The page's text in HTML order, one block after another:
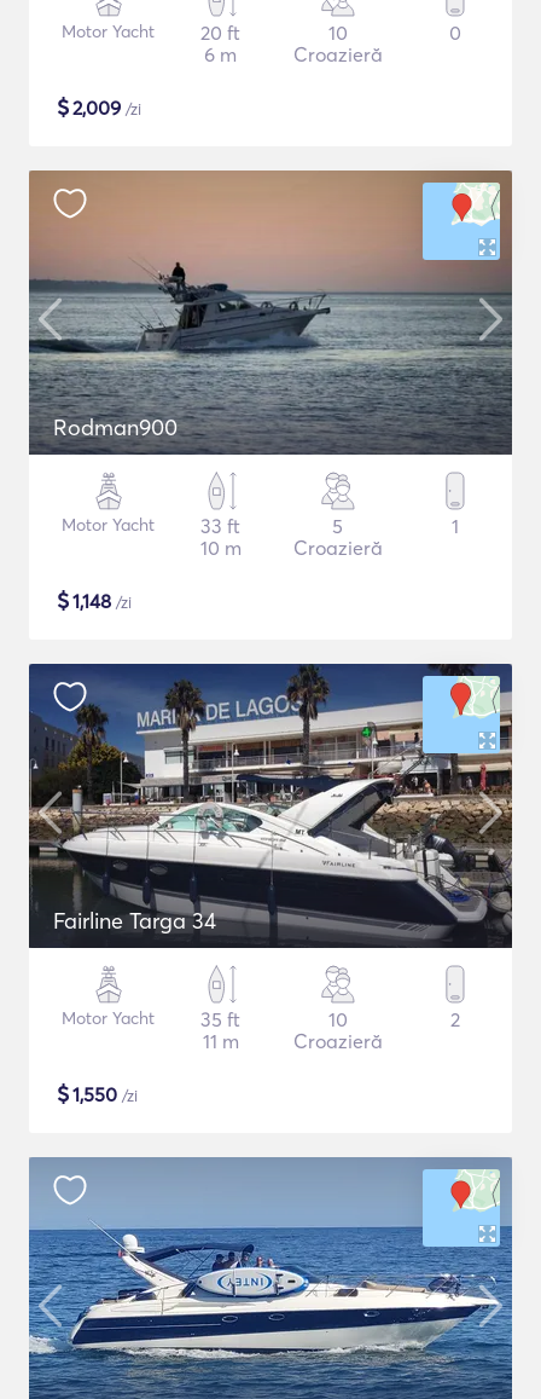
Motor Yacht
20 ft
6 m
10
Croazieră
0
$2,009 /zi
Rodman900
Motor Yacht
33 ft
10 m
5
Croazieră
1
$1,148 /zi
Fairline Targa 34
Motor Yacht
35 ft
11 m
10
Croazieră
2
$1,550 /zi